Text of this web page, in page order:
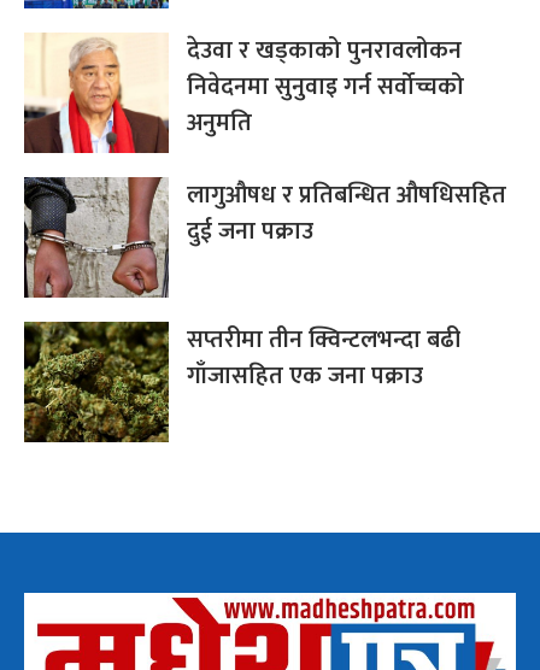
देउवा र खड्काको पुनरावलोकन
निवेदनमा सुनुवाइ गर्न सर्वोच्चको
अनुमति
लागुऔषध र प्रतिबन्धित औषधिसहित
दुई जना पक्राउ
सप्तरीमा तीन क्विन्टलभन्दा बढी
गाँजासहित एक जना पक्राउ